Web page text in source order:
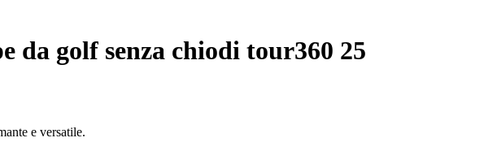
da golf senza chiodi tour360 25
e versatile.